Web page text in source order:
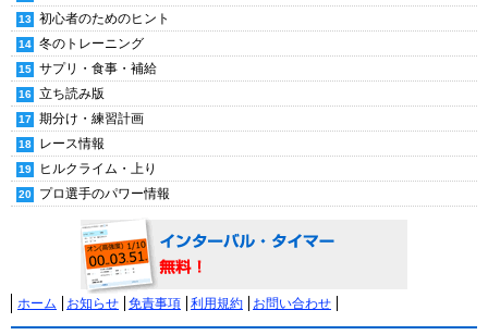
初心者のためのヒント
冬のトレーニング
サプリ・食事・補給
立ち読み版
期分け・練習計画
レース情報
ヒルクライム・上り
プロ選手のパワー情報
ホーム お知らせ 免責事項 利用規約 お問い合わせ